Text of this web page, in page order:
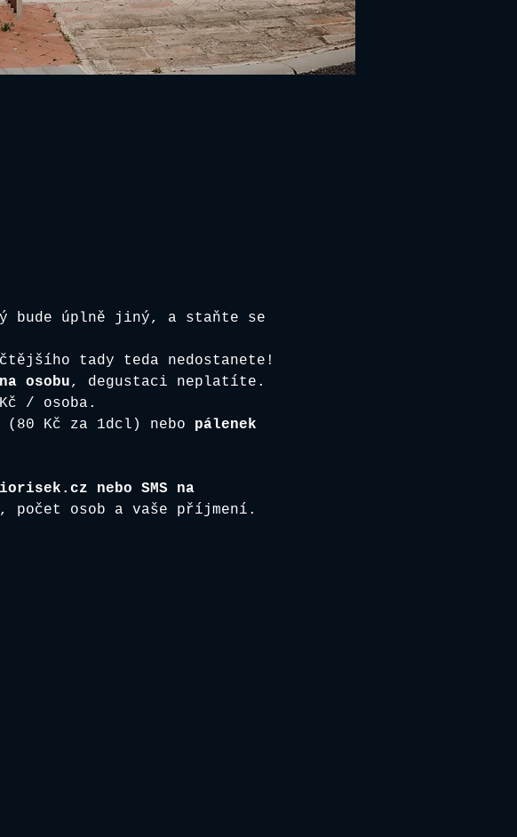
bude úplně jiný, a staňte se
tady teda nedostanete!
osobu, degustaci neplatíte.
/ osoba.
(80 Kč za 1dcl) nebo pálenek
nebo SMS na
počet osob a vaše příjmení.